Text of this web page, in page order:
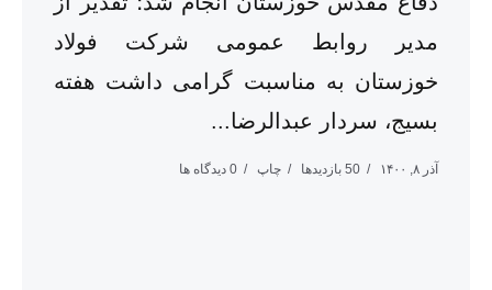
مدیر روابط عمومی شرکت فولاد
خوزستان به مناسبت گرامی داشت هفته
بسیج، سردار عبدالرضا...
آذر ۸, ۱۴۰۰ 50 بازدیدها چاپ 0 دیدگاه ها